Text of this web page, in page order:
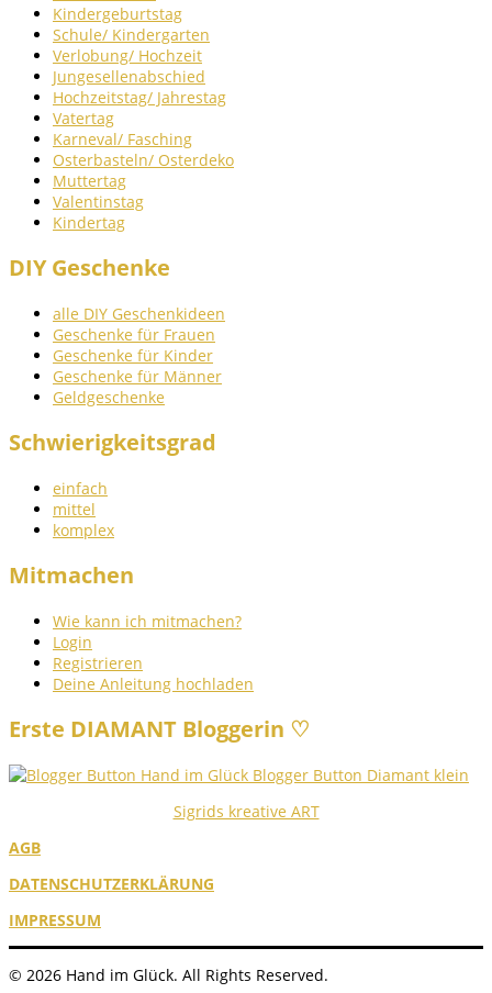
Kindergeburtstag
Schule/ Kindergarten
Verlobung/ Hochzeit
Jungesellenabschied
Hochzeitstag/ Jahrestag
Vatertag
Karneval/ Fasching
Osterbasteln/ Osterdeko
Muttertag
Valentinstag
Kindertag
DIY Geschenke
alle DIY Geschenkideen
Geschenke für Frauen
Geschenke für Kinder
Geschenke für Männer
Geldgeschenke
Schwierigkeitsgrad
einfach
mittel
komplex
Mitmachen
Wie kann ich mitmachen?
Login
Registrieren
Deine Anleitung hochladen
Erste DIAMANT Bloggerin ♡
Sigrids kreative ART
AGB
DATENSCHUTZERKLÄRUNG
IMPRESSUM
© 2026 Hand im Glück. All Rights Reserved.